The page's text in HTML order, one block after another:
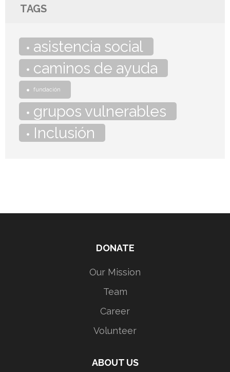
TAGS
asistencia social
caminos de ayuda
fundación
grupos vulnerables
Inclusión
DONATE
Our Mission
Team
Career
Volunteer
ABOUT US